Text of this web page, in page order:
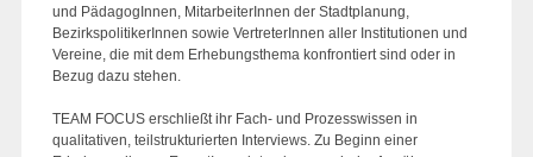
und PädagogInnen, MitarbeiterInnen der Stadtplanung,
BezirkspolitikerInnen sowie VertreterInnen aller Institutionen und
Vereine, die mit dem Erhebungsthema konfrontiert sind oder in
Bezug dazu stehen.
TEAM FOCUS erschließt ihr Fach- und Prozesswissen in
qualitativen, teilstrukturierten Interviews. Zu Beginn einer